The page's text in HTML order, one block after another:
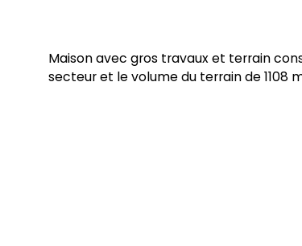
Maison avec gros travaux et terrain
secteur et le volume du terrain de 1108